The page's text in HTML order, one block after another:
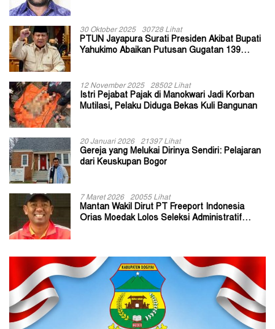
30 Oktober 2025 30728 Lihat
PTUN Jayapura Surati Presiden Akibat Bupati
Yahukimo Abaikan Putusan Gugatan 139
12 November 2025 28502 Lihat
Istri Pejabat Pajak di Manokwari Jadi Korban
Mutilasi, Pelaku Diduga Bekas Kuli Bangunan
20 Januari 2026 21397 Lihat
Gereja yang Melukai Dirinya Sendiri: Pelajaran
dari Keuskupan Bogor
7 Maret 2026 20055 Lihat
Mantan Wakil Dirut PT Freeport Indonesia
Orias Moedak Lolos Seleksi Administratif